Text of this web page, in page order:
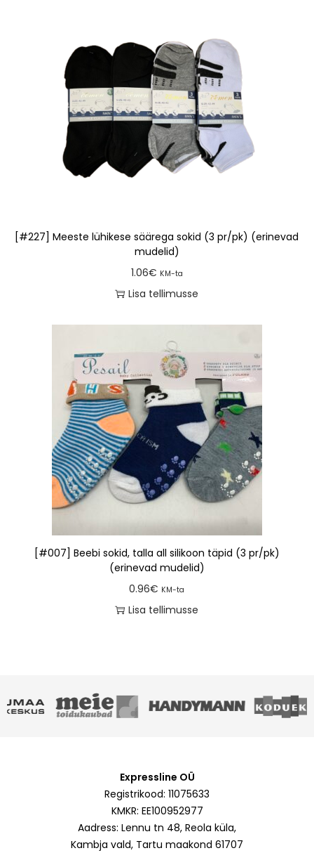
[#227] Meeste lühikese säärega sokid (3 pr/pk) (erinevad
mudelid)
1.06€ KM-ta
Lisa tellimusse
[#007] Beebi sokid, talla all silikoon täpid (3 pr/pk)
(erinevad mudelid)
0.96€ KM-ta
Lisa tellimusse
Expressline OÜ
Registrikood: 11075633
KMKR: EE100952977
Aadress: Lennu tn 48, Reola küla,
Kambja vald, Tartu maakond 61707